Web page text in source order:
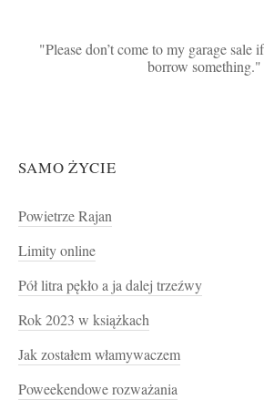
Please don’t come to my garage sale
borrow something.
SAMO ŻYCIE
Powietrze Rajan
Limity online
Pół litra pękło a ja dalej trzeźwy
Rok 2023 w książkach
Jak zostałem włamywaczem
Poweekendowe rozważania